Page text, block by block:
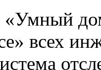
«Умный
всех